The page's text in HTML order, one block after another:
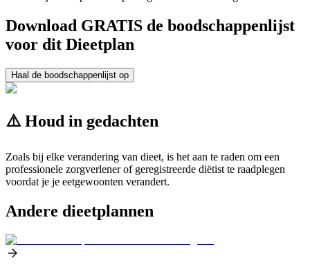
Download GRATIS de boodschappenlijst
voor dit Dieetplan
Haal de boodschappenlijst op
⚠️ Houd in gedachten
Zoals bij elke verandering van dieet, is het aan te raden om een
professionele zorgverlener of geregistreerde diëtist te raadplegen
voordat je je eetgewoonten verandert.
Andere dieetplannen